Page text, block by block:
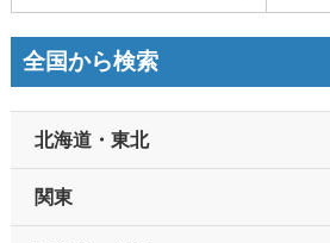
全国から検索
北海道・東北
関東